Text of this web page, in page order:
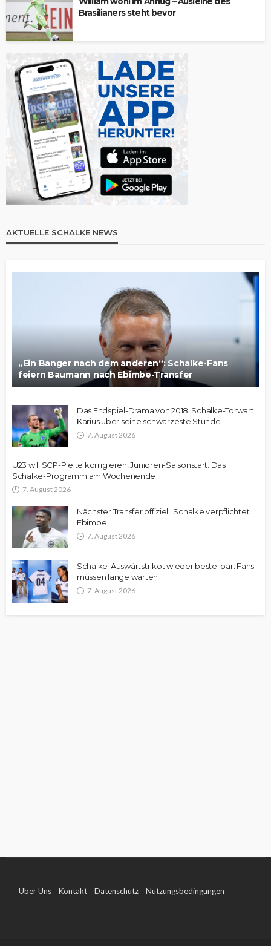
Brasilianers steht bevor
AKTUELLE SCHALKE NEWS
„Ein Banger nach dem anderen“: Schalke-Fans
feiern Baumann nach Ebimbe-Transfer
Das Endspiel-Drama von 2018: Schalke-Torwart
Karius über seine schwärzeste Stunde
7. August 2026
U23 will SCP-Pleite korrigieren, Junioren-Saisonstart: Das
Schalke-Programm am Wochenende
7. August 2026
Nächster Transfer offiziell: Schalke verpflichtet
Ebimbe
7. August 2026
Schalke-Auswärtstrikot wieder bestellbar: Fans
müssen lange warten
7. August 2026
Über Uns Kontakt Datenschutz Nutzungsbedingungen